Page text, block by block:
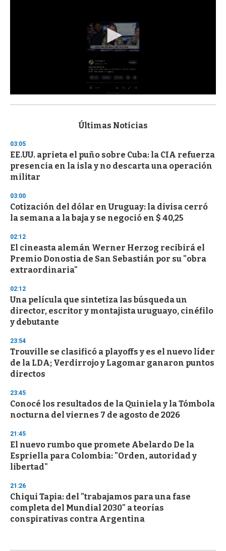
s
d
s
o
f
3
s
e
c
o
d
s
Últimas Noticias
03:05
EE.UU. aprieta el puño sobre Cuba: la CIA refuerza
presencia en la isla y no descarta una operación
militar
03:00
Cotización del dólar en Uruguay: la divisa cerró
la semana a la baja y se negoció en $ 40,25
02:12
El cineasta alemán Werner Herzog recibirá el
Premio Donostia de San Sebastián por su "obra
extraordinaria"
02:12
Una película que sintetiza las búsqueda un
director, escritor y montajista uruguayo, cinéfilo
y debutante
23:54
Trouville se clasificó a playoffs y es el nuevo líder
de la LDA; Verdirrojo y Lagomar ganaron puntos
directos
23:45
Conocé los resultados de la Quiniela y la Tómbola
nocturna del viernes 7 de agosto de 2026
21:45
El nuevo rumbo que promete Abelardo De la
Espriella para Colombia: "Orden, autoridad y
libertad"
21:26
Chiqui Tapia: del "trabajamos para una fase
completa del Mundial 2030" a teorías
conspirativas contra Argentina